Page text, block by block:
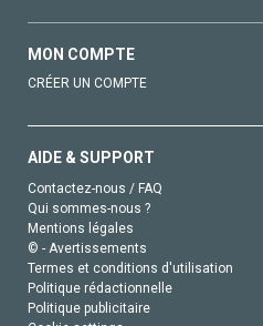
MON COMPTE
CRÉER UN COMPTE
AIDE & SUPPORT
Contactez-nous / FAQ
Qui sommes-nous ?
Mentions légales
© - Avertissements
Termes et conditions d'utilisation
Politique rédactionnelle
Politique publicitaire